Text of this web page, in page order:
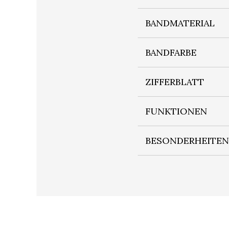
BANDMATERIAL
BANDFARBE
ZIFFERBLATT
FUNKTIONEN
BESONDERHEITEN